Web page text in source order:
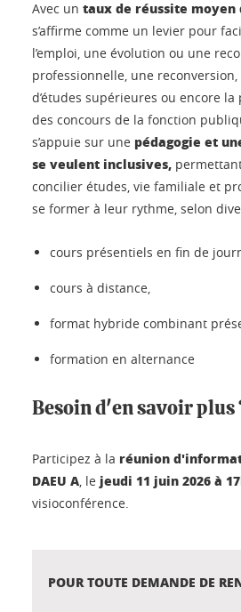
Avec un taux de réussite moyen
s’affirme comme un levier pour
l’emploi, une évolution ou une
professionnelle, une
d’études supérieures ou encore
des concours de la fonction
s’appuie sur une pédagogie et
se veulent inclusives,
concilier études, vie familiale et
se former à leur rythme, selon
cours présentiels en fin de
cours à distance,
format hybride combinant
formation en alternance
Besoin d'en savoir plus
Participez à la réunion
DAEU A , le jeudi 11 juin 2026 à
visioconférence.
POUR TOUTE DEMANDE DE